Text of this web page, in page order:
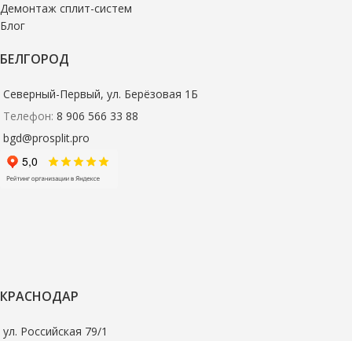
Демонтаж сплит-систем
Блог
БЕЛГОРОД
Северный-Первый, ул. Берёзовая 1Б
Телефон: 8 906 566 33 88
bgd@prosplit.pro
КРАСНОДАР
ул. Российская 79/1